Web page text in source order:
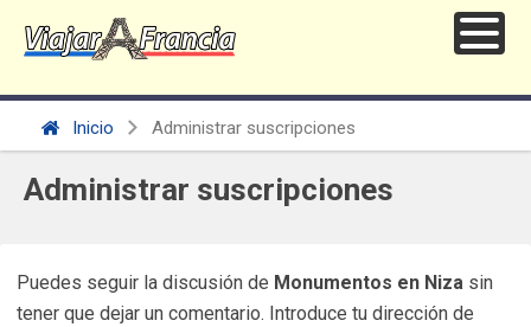
Inicio Administrar suscripciones
Administrar suscripciones
Puedes seguir la discusión de Monumentos en Niza sin
tener que dejar un comentario. Introduce tu dirección de